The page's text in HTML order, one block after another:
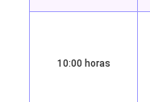
10:00 horas